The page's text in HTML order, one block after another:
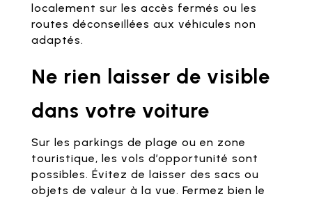
localement sur les accès fermés ou les
routes déconseillées aux véhicules non
adaptés.
Ne rien laisser de visible
dans votre voiture
Sur les parkings de plage ou en zone
touristique, les vols d’opportunité sont
possibles. Évitez de laisser des sacs ou
objets de valeur à la vue. Fermez bien le